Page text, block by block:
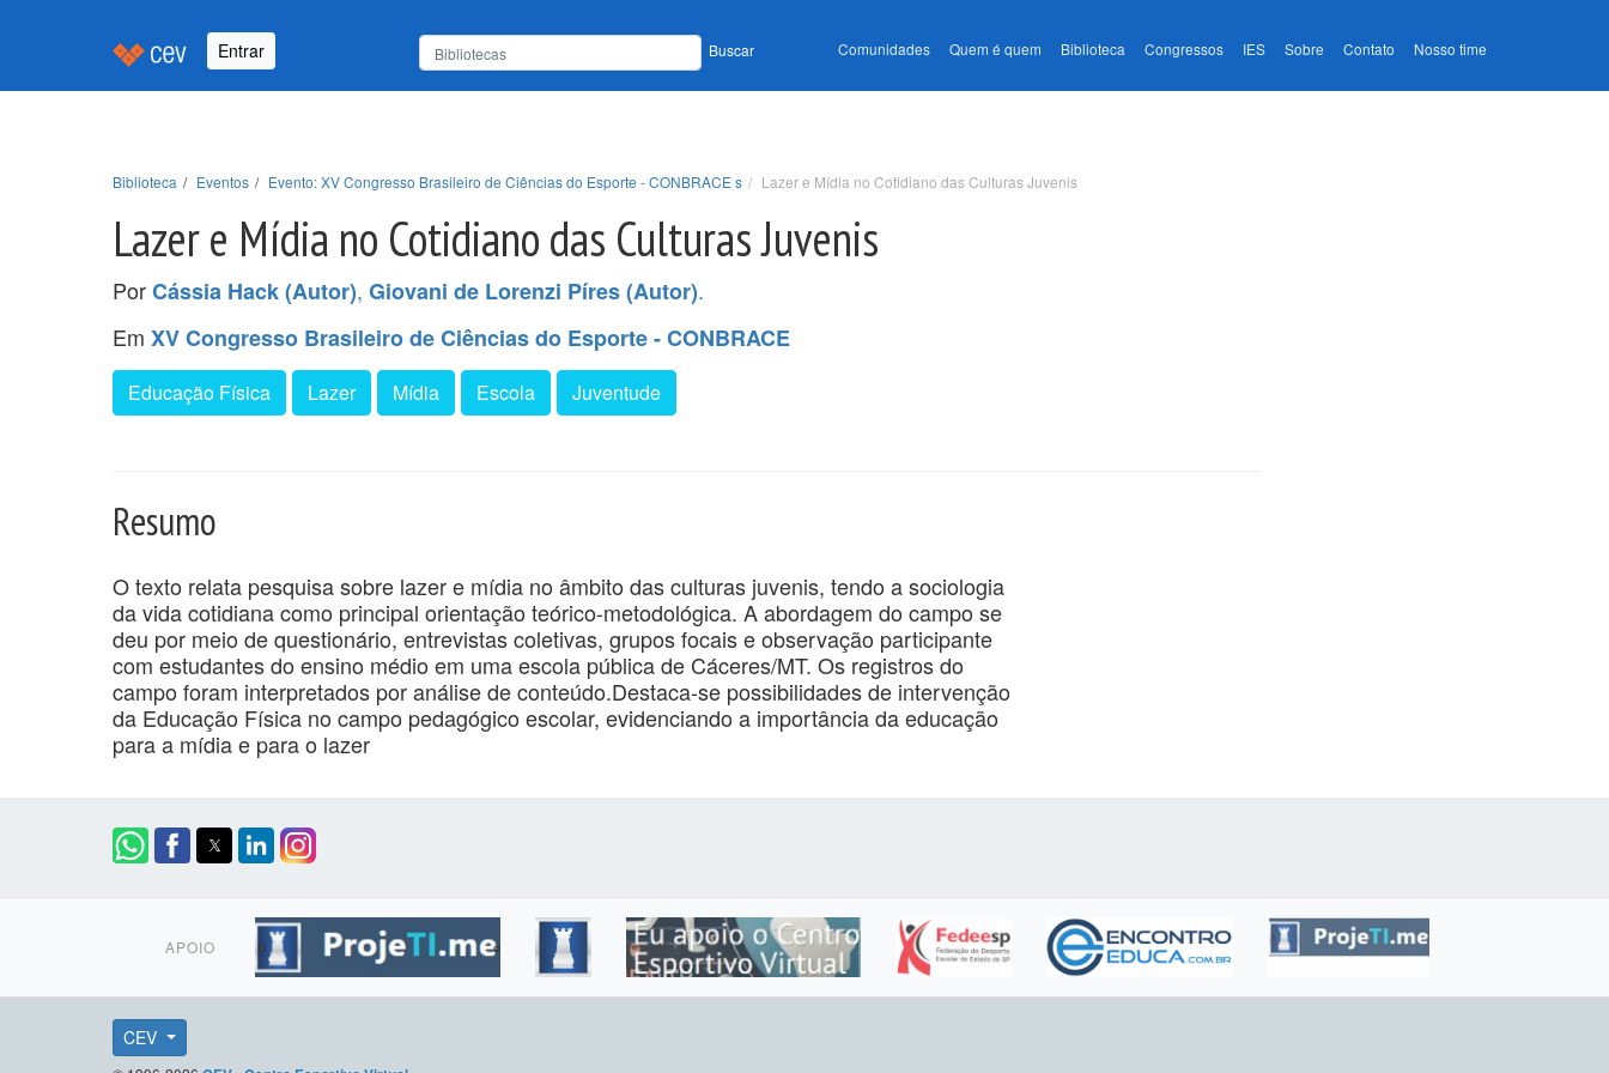
Entrar Buscar Comunidades Quem é quem Biblioteca Congressos IES Sobre Contato Nosso time
Biblioteca Eventos Evento: XV Congresso Brasileiro de Ciências do Esporte - CONBRACE s Lazer e Mídia no Cotidiano das Culturas Juvenis
Lazer e Mídia no Cotidiano das Culturas Juvenis
PorCássia Hack (Autor), Giovani de Lorenzi Píres (Autor).
Em XV Congresso Brasileiro de Ciências do Esporte - CONBRACE
Educação Física Lazer Mídia Escola Juventude
Resumo
O texto relata pesquisa sobre lazer e mídia no âmbito das culturas juvenis, tendo a sociologia
da vida cotidiana como principal orientação teórico-metodológica. A abordagem do campo se
deu por meio de questionário, entrevistas coletivas, grupos focais e observação participante
com estudantes do ensino médio em uma escola pública de Cáceres/MT. Os registros do
campo foram interpretados por análise de conteúdo.Destaca-se possibilidades de intervenção
da Educação Física no campo pedagógico escolar, evidenciando a importância da educação
para a mídia e para o lazer
APOIO
CEV